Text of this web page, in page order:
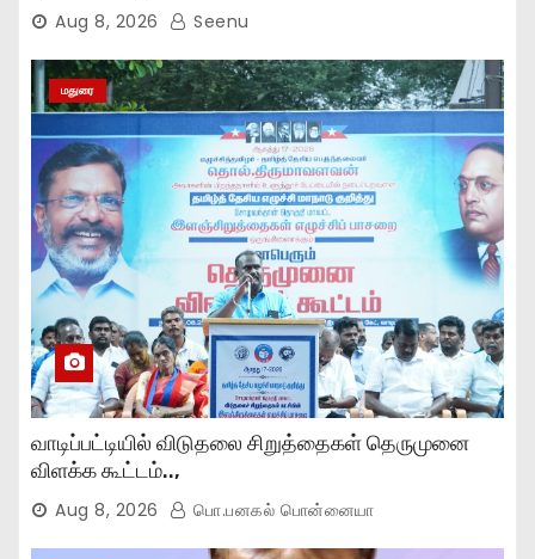
Aug 8, 2026 Seenu
மதுரை
வாடிப்பட்டியில் விடுதலை சிறுத்தைகள் தெருமுனை
விளக்க கூட்டம்..,
Aug 8, 2026 பொ.பனகல் பொன்னையா